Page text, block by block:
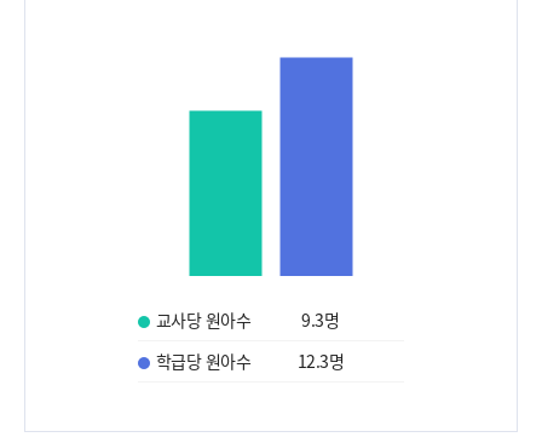
교사당 원아수 9.3명
학급당 원아수
12.3명